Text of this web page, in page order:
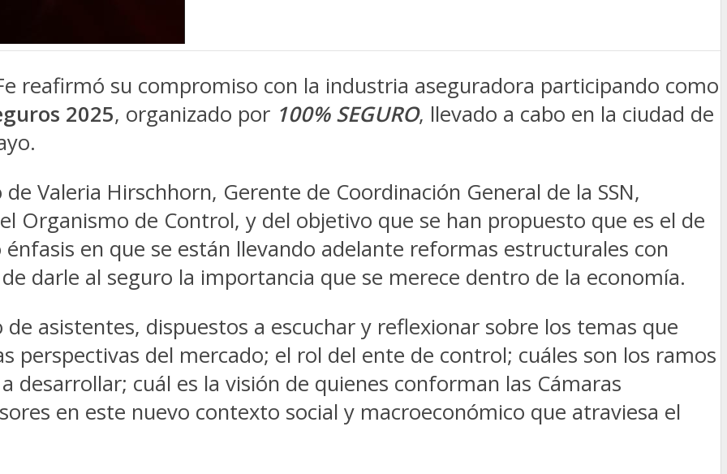
reafirmó su compromiso con la industria aseguradora participando como
2025, organizado por 100% SEGURO, llevado a cabo en la ciudad de
Valeria Hirschhorn, Gerente de Coordinación General de la SSN,
Organismo de Control, y del objetivo que se han propuesto que es el de
en que se están llevando adelante reformas estructurales con
darle al seguro la importancia que se merece dentro de la economía.
asistentes, dispuestos a escuchar y reflexionar sobre los temas que
perspectivas del mercado; el rol del ente de control; cuáles son los ramos
desarrollar; cuál es la visión de quienes conforman las Cámaras
en este nuevo contexto social y macroeconómico que atraviesa el